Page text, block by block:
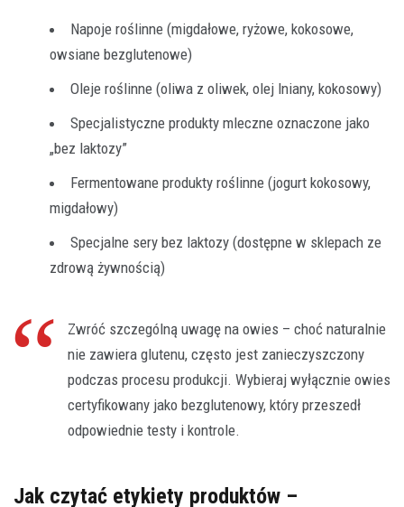
Napoje roślinne (migdałowe, ryżowe, kokosowe,
owsiane bezglutenowe)
Oleje roślinne (oliwa z oliwek, olej lniany, kokosowy)
Specjalistyczne produkty mleczne oznaczone jako
„bez laktozy”
Fermentowane produkty roślinne (jogurt kokosowy,
migdałowy)
Specjalne sery bez laktozy (dostępne w sklepach ze
zdrową żywnością)
Zwróć szczególną uwagę na owies – choć naturalnie
nie zawiera glutenu, często jest zanieczyszczony
podczas procesu produkcji. Wybieraj wyłącznie owies
certyfikowany jako bezglutenowy, który przeszedł
odpowiednie testy i kontrole.
Jak czytać etykiety produktów –